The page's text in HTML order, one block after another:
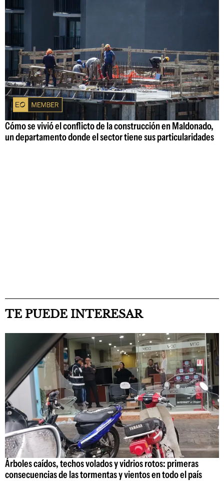
Cómo se vivió el conflicto de la construcción en Maldonado,
un departamento donde el sector tiene sus particularidades
TE PUEDE INTERESAR
Árboles caídos, techos volados y vidrios rotos: primeras
consecuencias de las tormentas y vientos en todo el país